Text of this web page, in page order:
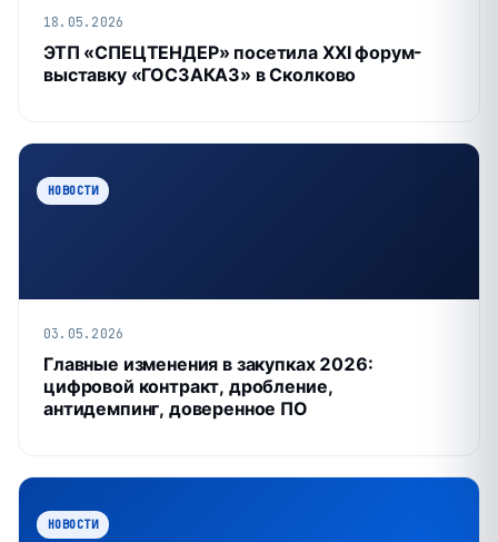
18.05.2026
ЭТП «СПЕЦТЕНДЕР» посетила XXI форум-
выставку «ГОСЗАКАЗ» в Сколково
НОВОСТИ
03.05.2026
Главные изменения в закупках 2026:
цифровой контракт, дробление,
антидемпинг, доверенное ПО
НОВОСТИ